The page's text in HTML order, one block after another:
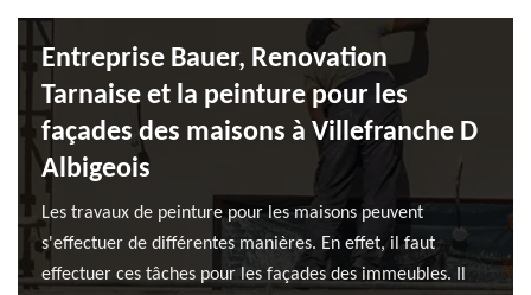
Entreprise Bauer, Renovation
Tarnaise et la peinture pour les
façades des maisons à Villefranche D
Albigeois
Les travaux de peinture pour les maisons peuvent
s'effectuer de différentes manières. En effet, il faut
effectuer ces tâches pour les façades des immeubles. Il